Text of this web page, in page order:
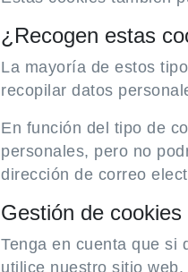
¿Recogen estas
La mayoría de estos
recopilar datos
En función del tipo de
personales, pero no
dirección de correo
Gestión de
Tenga en cuenta que si
utilice nuestro sitio